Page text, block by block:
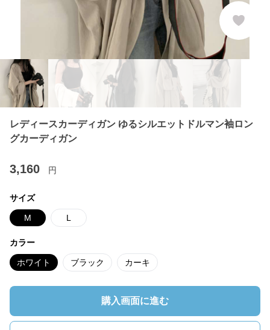
レディースカーディガン ゆるシルエットドルマン袖ロン
グカーディガン
3,160 円
サイズ
M L
カラー
ホワイト ブラック カーキ
購入画面に進む